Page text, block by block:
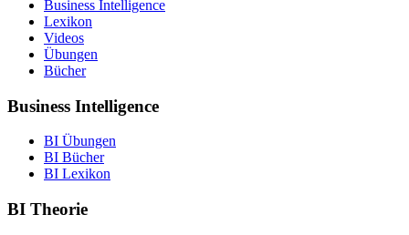
Business Intelligence
Lexikon
Videos
Übungen
Bücher
Business Intelligence
BI Übungen
BI Bücher
BI Lexikon
BI Theorie